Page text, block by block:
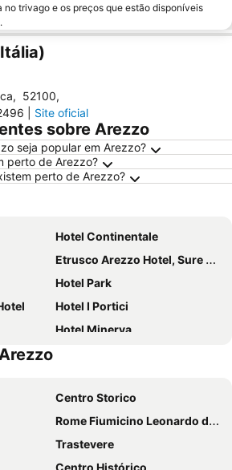
no trivago e os preços que estão disponíveis
, 52100,
Site oficial
sobre Arezzo
seja popular em Arezzo?
perto de Arezzo?
perto de Arezzo?
Hotel Continentale
Etrusco Arezzo Hotel, Sure Hotel Collection by Best Western
Hotel Park
Hotel I Portici
Hotel Minerva
Graziella Patio Hotel
Il Borro Relais & Châteaux
Centro Storico
Rome Fiumicino Leonardo da Vinci International Airport
Trastevere
Centro Histórico